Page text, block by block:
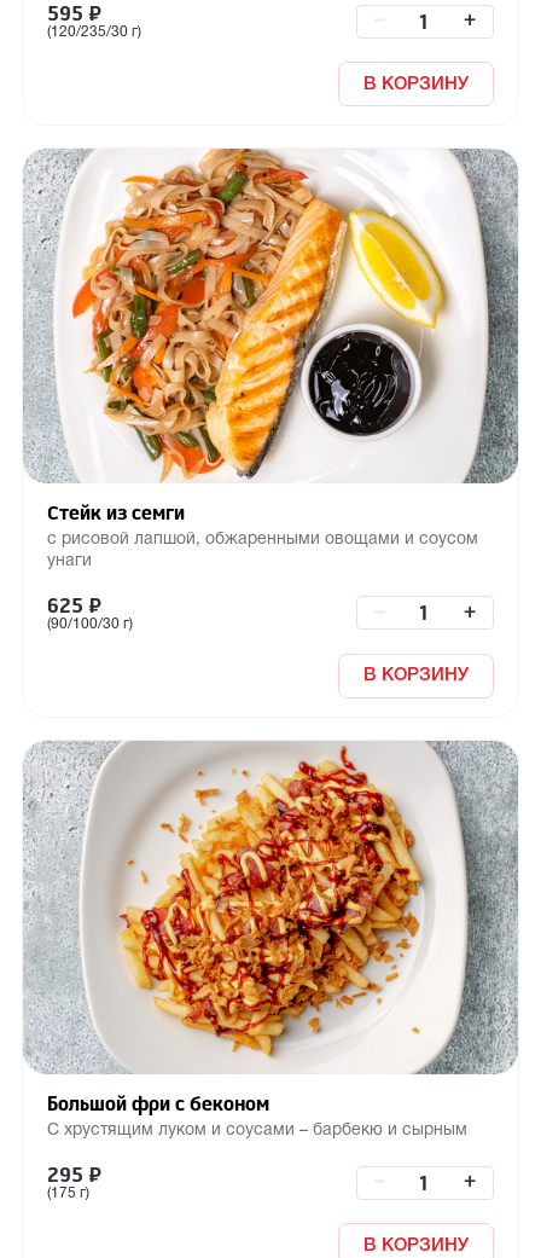
595 ₽
(120/235/30 г)
+
В КОРЗИНУ
Стейк из семги
с рисовой лапшой, обжаренными овощами и соусом
унаги
625 ₽
(90/100/30 г)
+
В КОРЗИНУ
Большой фри с беконом
С хрустящим луком и соусами – барбекю и сырным
295 ₽
(175 г)
+
В КОРЗИНУ